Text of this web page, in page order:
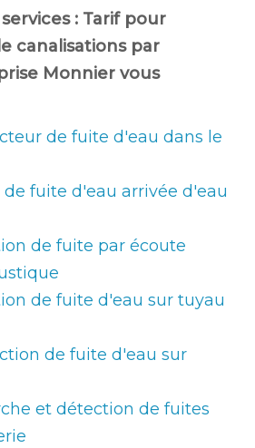
: Tarif pour
canalisations par
Monnier vous
de fuite d'eau dans le
de fuite d'eau arrivée d'eau
de fuite par écoute
de fuite d'eau sur tuyau
de fuite d'eau sur
et détection de fuites